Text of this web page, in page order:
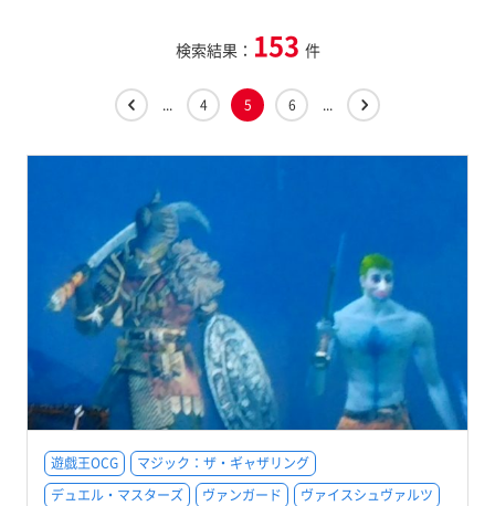
検索結果： 153 件
... 4 5 6 ...
遊戯王OCG
マジック：ザ・ギャザリング
デュエル・マスターズ
ヴァンガード
ヴァイスシュヴァルツ